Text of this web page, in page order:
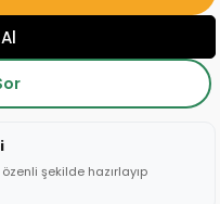
şekilde hazırlayıp